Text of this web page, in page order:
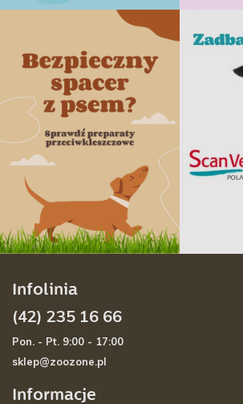
Informacje
Infolinia
(42) 235 16 66
Pon. - Pt. 9:00 - 17:00
sklep@zoozone.pl